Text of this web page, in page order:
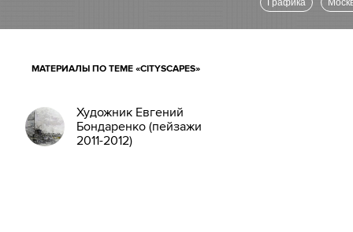
Графика
МАТЕРИАЛЫ ПО ТЕМЕ «CITYSCAPES»
Художник Евгений
Бондаренко (пейзажи
2011-2012)